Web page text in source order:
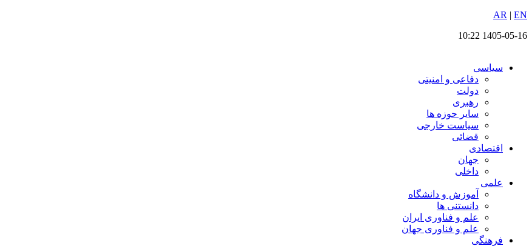
پرش
محتوا
AR | EN
1405-05-16 10:22
سیاسی
دفاعی و امنیتی
دولت
رهبری
سایر حوزه ها
سیاست خارجی
قضائی
اقتصادی
جهان
داخلی
علمی
آموزش و دانشگاه
دانستنی ها
علم و فناوری ایران
علم و فناوری جهان
فرهنگی